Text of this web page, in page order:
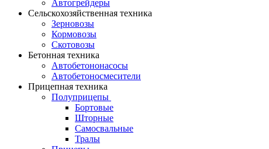
Автогрейдеры
Сельскохозяйственная техника
Зерновозы
Кормовозы
Скотовозы
Бетонная техника
Автобетононасосы
Автобетоносмесители
Прицепная техника
Полуприцепы
Бортовые
Шторные
Самосвальные
Тралы